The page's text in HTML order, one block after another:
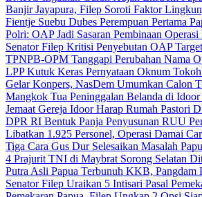
Banjir Jayapura, Filep Soroti Faktor
Fientje Suebu Dubes Perempuan Pertama
Polri: OAP Jadi Sasaran Pembinaan
Senator Filep Kritisi Penyebutan OAP
TPNPB-OPM Tanggapi Perubahan Nama
LPP Kutuk Keras Pernyataan Oknum
Gelar Konpers, NasDem Umumkan Calon
Mangkok Tua Peninggalan Belanda di
Jemaat Gereja Idoor Harap Rumah Pastori
DPR RI Bentuk Panja Penyusunan RUU
Libatkan 1.925 Personel, Operasi Damai
Tiga Cara Gus Dur Selesaikan Masalah
4 Prajurit TNI di Maybrat Sorong Selatan
Putra Asli Papua Terbunuh KKB, Pangdam
Senator Filep Uraikan 5 Intisari Pasal